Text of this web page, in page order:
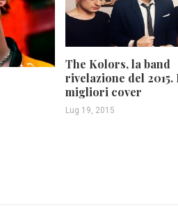
The Kolors, la band
rivelazione del 2015.
migliori cover
Lug 19, 2015